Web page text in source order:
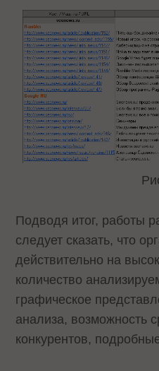
Подводя итог, работы
следует сказать, что
действительно на
количество
графическое
анализа, возможность
конкурентов,